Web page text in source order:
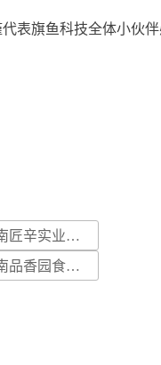
表旗鱼科技全体小伙
业有限公司
食品有限公司